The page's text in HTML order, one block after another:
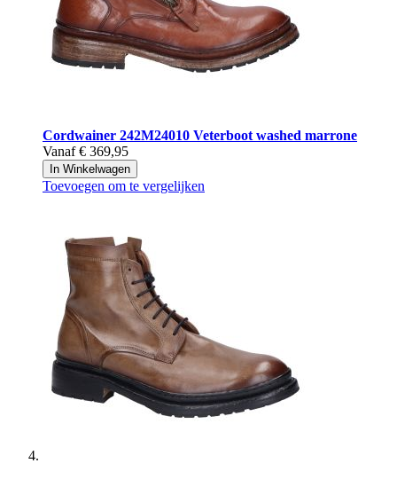
Cordwainer 242M24010 Veterboot washed marrone
Vanaf € 369,95
In Winkelwagen
Toevoegen om te vergelijken